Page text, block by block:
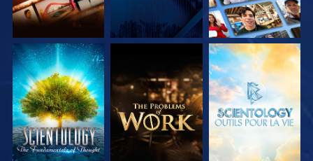
DÉCOUVRIR LES
SÉRIES
DÉCOUVRIR LES
SÉRIES
DÉCOUVRIR LES
SÉRIES